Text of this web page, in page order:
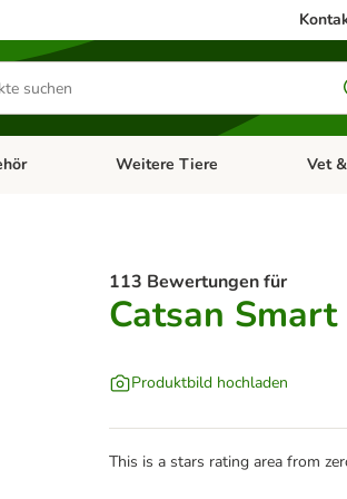
öffnen: HundefutterKategorie-Menü öffnen:
Weitere Tiere Vet
113 Bewertungen für
Catsan Smart
Produktbild hochladen
This is a stars rating area from